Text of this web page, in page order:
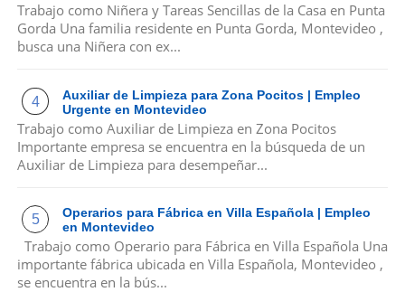
Trabajo como Niñera y Tareas Sencillas de la Casa en Punta
Gorda Una familia residente en Punta Gorda, Montevideo ,
busca una Niñera con ex...
Auxiliar de Limpieza para Zona Pocitos | Empleo
Urgente en Montevideo
Trabajo como Auxiliar de Limpieza en Zona Pocitos
Importante empresa se encuentra en la búsqueda de un
Auxiliar de Limpieza para desempeñar...
Operarios para Fábrica en Villa Española | Empleo
en Montevideo
Trabajo como Operario para Fábrica en Villa Española Una
importante fábrica ubicada en Villa Española, Montevideo ,
se encuentra en la bús...